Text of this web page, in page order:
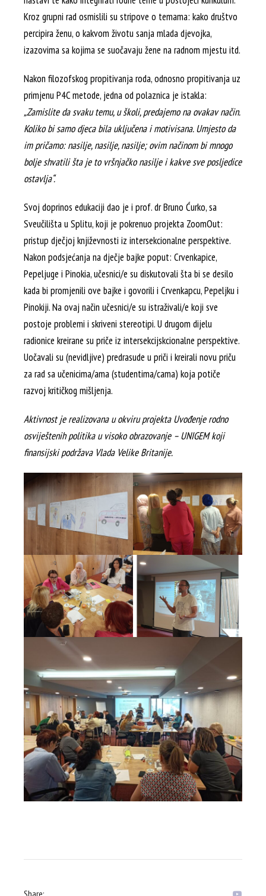
Kroz grupni rad osmislili su stripove o temama: kako društvo
percipira ženu, o kakvom životu sanja mlada djevojka,
izazovima sa kojima se suočavaju žene na radnom mjestu itd.
Nakon filozofskog propitivanja roda, odnosno propitivanja uz
primjenu P4C metode, jedna od polaznica je istakla:
„Zamislite da svaku temu, u školi, predajemo na ovakav način.
Koliko bi samo djeca bila uključena i motivisana. Umjesto da
im pričamo: nasilje, nasilje, nasilje; ovim načinom bi mnogo
bolje shvatili šta je to vršnjačko nasilje i kakve sve posljedice
ostavlja“.
Svoj doprinos edukaciji dao je i prof. dr Bruno Ćurko, sa
Sveučilišta u Splitu, koji je pokrenuo projekta ZoomOut:
pristup dječjoj književnosti iz intersekcionalne perspektive.
Nakon podsjećanja na dječje bajke poput: Crvenkapice,
Pepeljuge i Pinokia, učesnici/e su diskutovali šta bi se desilo
kada bi promjenili ove bajke i govorili i Crvenkapcu, Pepeljku i
Pinokiji. Na ovaj način učesnici/e su istraživali/e koji sve
postoje problemi i skriveni stereotipi. U drugom dijelu
radionice kreirane su priče iz intersekcijskcionalne perspektive.
Uočavali su (nevidljive) predrasude u priči i kreirali novu priču
za rad sa učenicima/ama (studentima/cama) koja potiče
razvoj kritičkog mišljenja.
Aktivnost je realizovana u okviru projekta Uvođenje rodno
osviještenih politika u visoko obrazovanje – UNIGEM koji
finansijski podržava Vlada Velike Britanije.
Share: